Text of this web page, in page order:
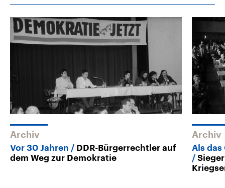
Archiv
Vor 30 Jahren
DDR-Bürgerrechtler auf
dem Weg zur Demokratie
Archiv
Als das